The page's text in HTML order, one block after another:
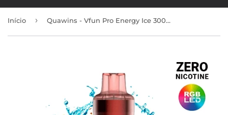
Início › Quawins - Vfun Pro Energy Ice 3000puff 0mg